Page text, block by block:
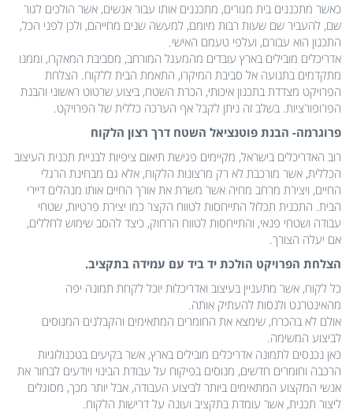
כאשר מתכננים בית מגורים, מתכננים אותו עבור אנשים, אשר הולכים לגור
שם, להעביר שם שעות רבות מיומם, למעשה שנים מחייהם, ולכן לפני הכל,
התכנון הוא עבורם, ועלפי טעמם האישי.
אדריכלים מובילים בארץ עובדים מהמעגל המורחב, מסביבת המאקרו, וממנו
מתקדמים בתנועה אל סביבת המיקרו, התאמת הבית ללקוח. הצלחת
הפרויקט מצדדת בתכנון איכותי, הכרת השטח, ביצוע שרטוט ראשוני והבנת
הפרופורציות. בשלב זה ניתן לקבל אף הערכה כללית של הפרויקט.
פרוגרמה- הבנת פוטנציאל השטח דרך רצון הלקוח
רוב האדריכלים בישראל, מקיימים פגישת תיאום ציפיות לבניית תכנית העיצוב
הכללית, אשר מורכבת לא רק מרצונות הלקוח, אלא גם מבחינת הרגלי
החיים, ויצירת מרחב מחיה אשר משרת את אורך החיים אותו מנהלים דיירי
הבית. התכנית תכלול התייחסות לטווח הקצר כמו יצירת פרטיות, שטחי
עבודה ושטחי פנאי, והתייחסות לטווח הרחוק, כיצד להסב שימוש לחללים,
אם יעלה הצורך.
הצלחת הפרויקט הולכת יד ביד עם עמידה בתקציב.
כל לקוח, אשר מתעניין בעיצוב ואדריכלות יוכל לקחת תמונה יפה
מהאינטרנט ולנסות להעתיק אותה.
אולם לא בהכרח, שימצא את החומרים המתאימים והקבלנים המנוסים
לביצוע המשימה.
כאן נכנסים לתמונה אדריכלים מובילים בארץ, אשר בקיעים בטכנולוגיות
הרכבה וחומרים חדשים, מנוסים בפיקוח על עבודת הבינוי ויודעים לבחור את
אנשי המקצוע המתאימים ביותר לביצוע העבודה, אבל יותר מכך, מסוגלים
ליצור תכנית, אשר עומדת בתקציב ועונה על דרישות הלקוח.